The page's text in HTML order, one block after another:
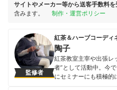
サイトやメーカー等から送客手数料を
含みます。
制作・運営ポリシー
監修者
紅茶＆ハーブコーディ
陶子
紅茶教室主宰や出張レ
者”として活動中。今
にセミナーにも積極的